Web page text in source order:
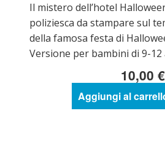
Il mistero dell’hotel
poliziesca da stampare sul
della famosa festa di
Versione per bambini di 9-12
10,00 €
Aggiungi al